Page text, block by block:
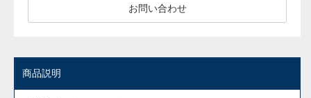
お問い合わせ
商品説明